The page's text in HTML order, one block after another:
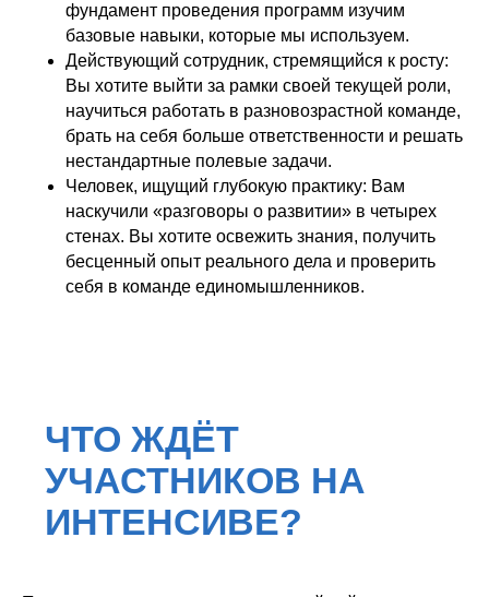
фундамент проведения программ изучим
базовые навыки, которые мы используем.
Действующий сотрудник, стремящийся к росту:
Вы хотите выйти за рамки своей текущей роли,
научиться работать в разновозрастной команде,
брать на себя больше ответственности и решать
нестандартные полевые задачи.
Человек, ищущий глубокую практику: Вам
наскучили «разговоры о развитии» в четырех
стенах. Вы хотите освежить знания, получить
бесценный опыт реального дела и проверить
себя в команде единомышленников.